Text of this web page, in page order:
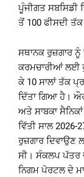
ਪੂੰਜੀਗਤ ਸਬਸਿਡੀ
ਤੋਂ 100 ਫੀਸਦੀ
ਸਥਾਨਕ ਰੁਜ਼ਗਾਰ
ਕਰਮਚਾਰੀਆਂ ਲਈ
ਕੇ 10 ਸਾਲਾਂ ਤੱਕ
ਦਿੱਤਾ ਗਿਆ ਹੈ।
ਅਤੇ ਸਾਬਕਾ
ਵਿੱਤੀ ਸਾਲ
ਰੁਜ਼ਗਾਰ ਦਿਵਾਉਣ
ਸੀ। ਸੰਕਲਪ ਪੱਤਰ
ਨਿਗਮ ਪੋਰਟਲ ਦੇ